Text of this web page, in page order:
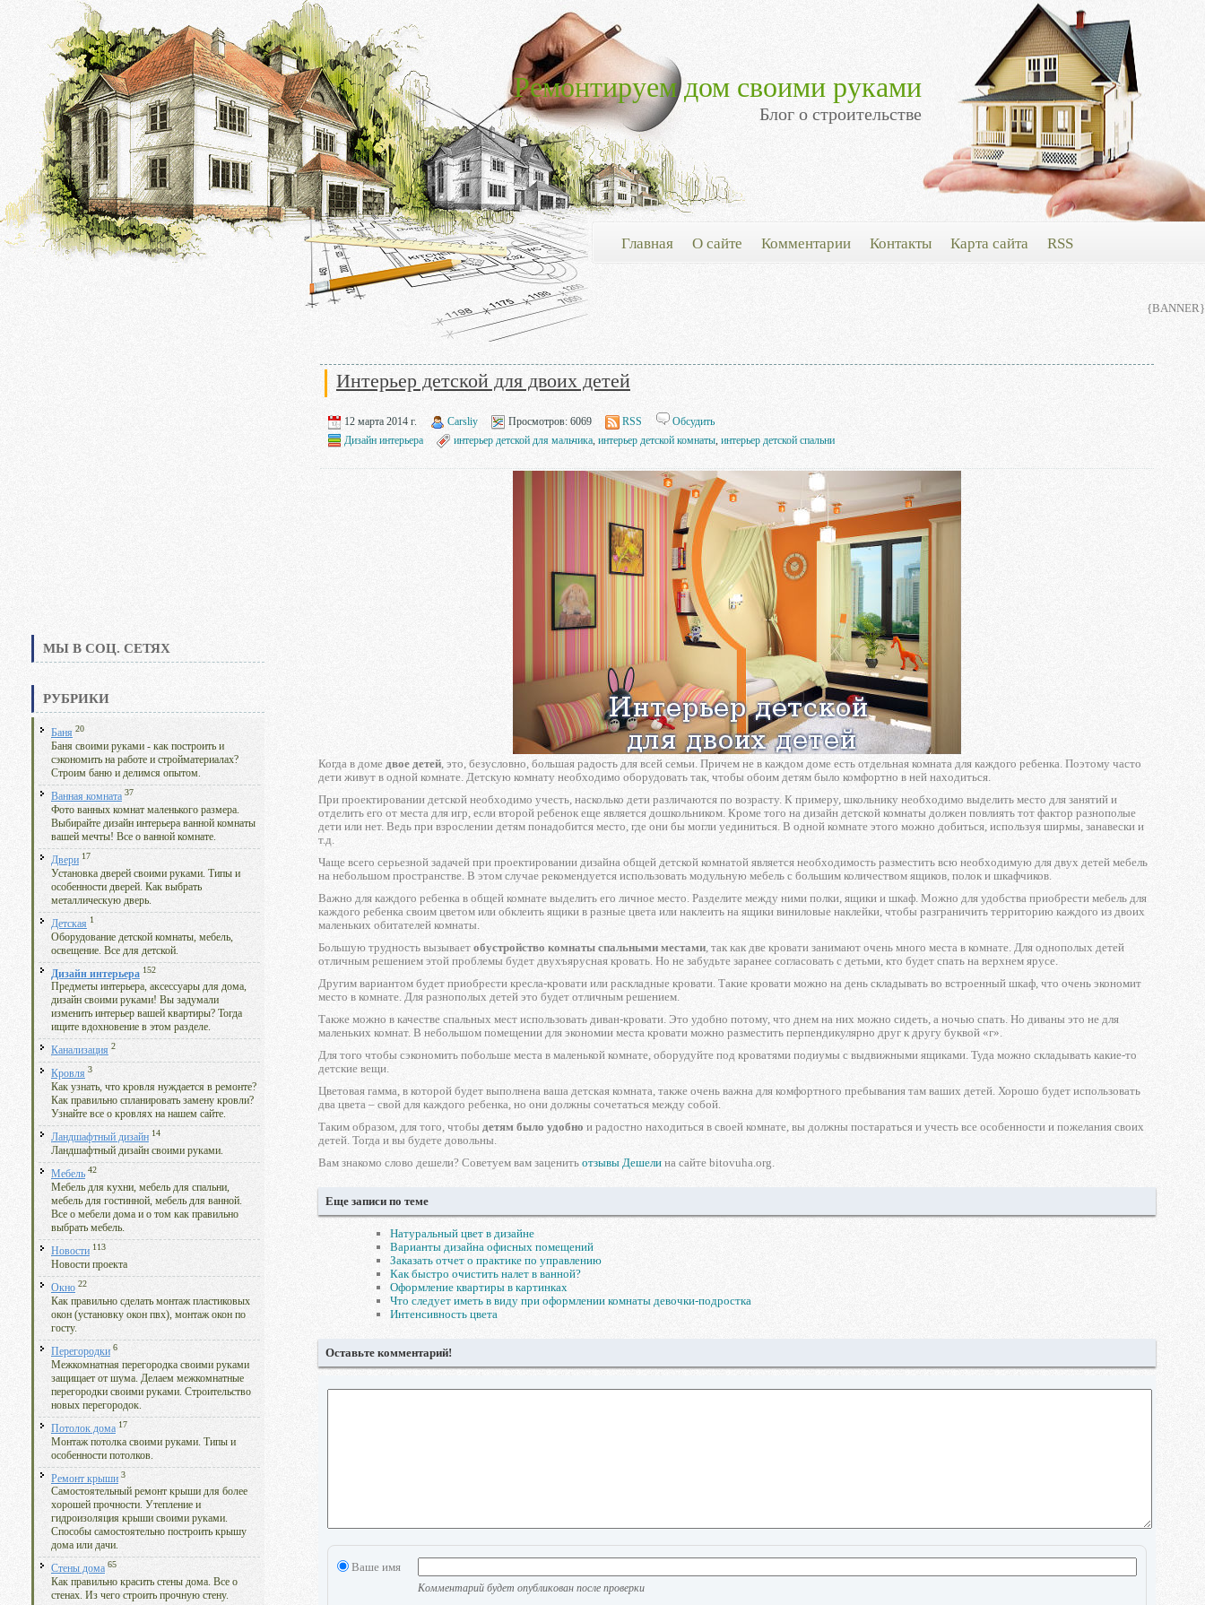
Ремонтируем дом своими руками
Блог о строительстве
Главная О сайте Комментарии Контакты Карта сайта RSS
{BANNER}
МЫ В СОЦ. СЕТЯХ
РУБРИКИ
Баня 20
Баня своими руками - как построить и
сэкономить на работе и стройматериалах?
Строим баню и делимся опытом.
Ванная комната 37
Фото ванных комнат маленького размера.
Выбирайте дизайн интерьера ванной комнаты
вашей мечты! Все о ванной комнате.
Двери 17
Установка дверей своими руками. Типы и
особенности дверей. Как выбрать
металлическую дверь.
Детская 1
Оборудование детской комнаты, мебель,
освещение. Все для детской.
Дизайн интерьера 152
Предметы интерьера, аксессуары для дома,
дизайн своими руками! Вы задумали
изменить интерьер вашей квартиры? Тогда
ищите вдохновение в этом разделе.
Канализация 2
Кровля 3
Как узнать, что кровля нуждается в ремонте?
Как правильно спланировать замену кровли?
Узнайте все о кровлях на нашем сайте.
Ландшафтный дизайн 14
Ландшафтный дизайн своими руками.
Мебель 42
Мебель для кухни, мебель для спальни,
мебель для гостинной, мебель для ванной.
Все о мебели дома и о том как правильно
выбрать мебель.
Новости 113
Новости проекта
Окно 22
Как правильно сделать монтаж пластиковых
окон (установку окон пвх), монтаж окон по
госту.
Перегородки 6
Межкомнатная перегородка своими руками
защищает от шума. Делаем межкомнатные
перегородки своими руками. Строительство
новых перегородок.
Потолок дома 17
Монтаж потолка своими руками. Типы и
особенности потолков.
Ремонт крыши 3
Самостоятельный ремонт крыши для более
хорошей прочности. Утепление и
гидроизоляция крыши своими руками.
Способы самостоятельно построить крышу
дома или дачи.
Стены дома 65
Как правильно красить стены дома. Все о
стенах. Из чего строить прочную стену.
Интерьер детской для двоих детей
12 марта 2014 г. Carsliy Просмотров: 6069 RSS
Обсудить
Дизайн интерьера
интерьер детской для мальчика, интерьер детской комнаты, интерьер детской спальни
Когда в доме двое детей, это, безусловно, большая радость для всей семьи. Причем не в каждом доме есть отдельная комната для каждого ребенка. Поэтому часто
дети живут в одной комнате. Детскую комнату необходимо оборудовать так, чтобы обоим детям было комфортно в ней находиться.
При проектировании детской необходимо учесть, насколько дети различаются по возрасту. К примеру, школьнику необходимо выделить место для занятий и
отделить его от места для игр, если второй ребенок еще является дошкольником. Кроме того на дизайн детской комнаты должен повлиять тот фактор разнополые
дети или нет. Ведь при взрослении детям понадобится место, где они бы могли уединиться. В одной комнате этого можно добиться, используя ширмы, занавески и
т.д.
Чаще всего серьезной задачей при проектировании дизайна общей детской комнатой является необходимость разместить всю необходимую для двух детей мебель
на небольшом пространстве. В этом случае рекомендуется использовать модульную мебель с большим количеством ящиков, полок и шкафчиков.
Важно для каждого ребенка в общей комнате выделить его личное место. Разделите между ними полки, ящики и шкаф. Можно для удобства приобрести мебель для
каждого ребенка своим цветом или обклеить ящики в разные цвета или наклеить на ящики виниловые наклейки, чтобы разграничить территорию каждого из двоих
маленьких обитателей комнаты.
Большую трудность вызывает обустройство комнаты спальными местами, так как две кровати занимают очень много места в комнате. Для однополых детей
отличным решением этой проблемы будет двухъярусная кровать. Но не забудьте заранее согласовать с детьми, кто будет спать на верхнем ярусе.
Другим вариантом будет приобрести кресла-кровати или раскладные кровати. Такие кровати можно на день складывать во встроенный шкаф, что очень экономит
место в комнате. Для разнополых детей это будет отличным решением.
Также можно в качестве спальных мест использовать диван-кровати. Это удобно потому, что днем на них можно сидеть, а ночью спать. Но диваны это не для
маленьких комнат. В небольшом помещении для экономии места кровати можно разместить перпендикулярно друг к другу буквой «г».
Для того чтобы сэкономить побольше места в маленькой комнате, оборудуйте под кроватями подиумы с выдвижными ящиками. Туда можно складывать какие-то
детские вещи.
Цветовая гамма, в которой будет выполнена ваша детская комната, также очень важна для комфортного пребывания там ваших детей. Хорошо будет использовать
два цвета – свой для каждого ребенка, но они должны сочетаться между собой.
Таким образом, для того, чтобы детям было удобно и радостно находиться в своей комнате, вы должны постараться и учесть все особенности и пожелания своих
детей. Тогда и вы будете довольны.
Вам знакомо слово дешели? Советуем вам заценить отзывы Дешели на сайте bitovuha.org.
Еще записи по теме
Натуральный цвет в дизайне
Варианты дизайна офисных помещений
Заказать отчет о практике по управлению
Как быстро очистить налет в ванной?
Оформление квартиры в картинках
Что следует иметь в виду при оформлении комнаты девочки-подростка
Интенсивность цвета
Оставьте комментарий!
Ваше имя
Комментарий будет опубликован после проверки